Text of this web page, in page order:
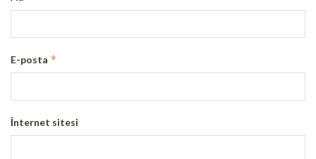
E-posta *
İnternet sitesi